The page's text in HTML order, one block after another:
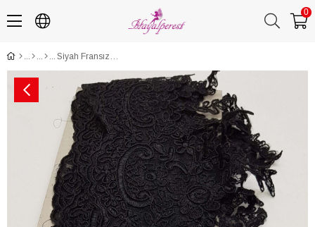
0
Siyah Fransız Güpür Kenar Dantel